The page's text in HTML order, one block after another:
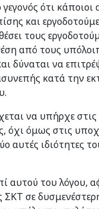
ότι
και
τους
από τους
δύναται να
κατά την
να υπήρχε
όχι όμως στις
αυτές ιδιότητες
αυτού του λόγου,
ΣΚΤ σε